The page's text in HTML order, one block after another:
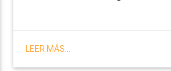
LEER MÁS...